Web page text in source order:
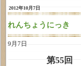
2012年10月7日
れんちょうにっき
9月7日
第55回